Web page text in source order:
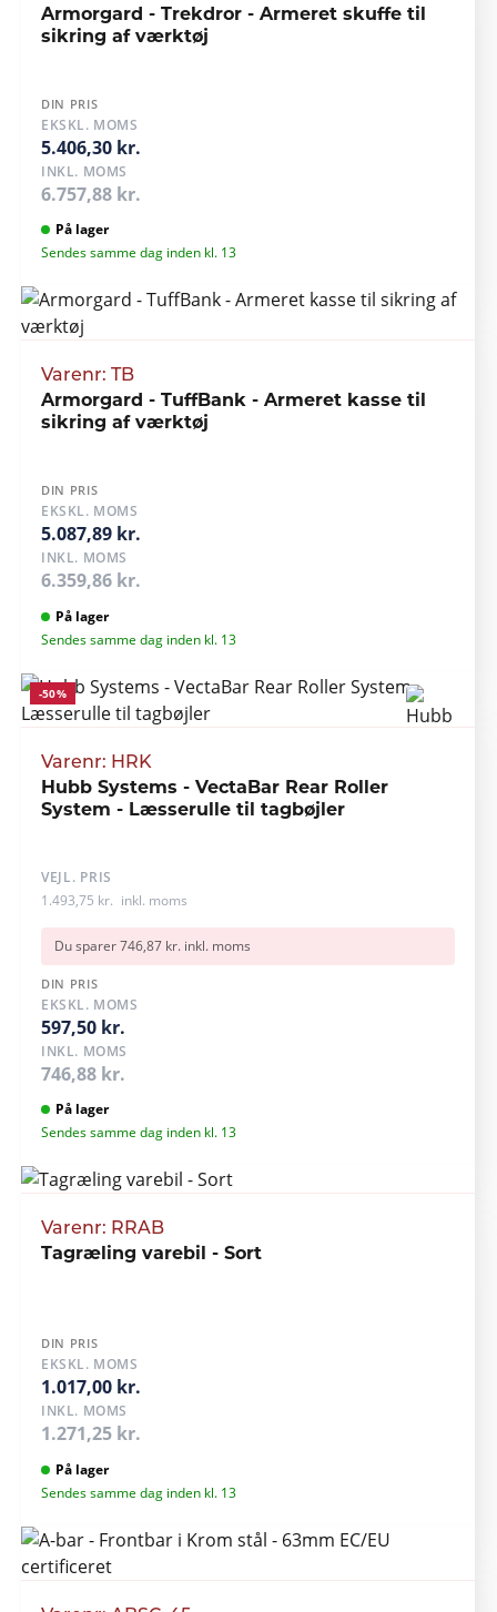
Armorgard - Trekdror - Armeret skuffe til
sikring af værktøj
DIN PRIS
EKSKL. MOMS
5.406,30 kr.
INKL. MOMS
6.757,88 kr.
På lager
Sendes samme dag inden kl. 13
Varenr: TB
Armorgard - TuffBank - Armeret kasse til
sikring af værktøj
DIN PRIS
EKSKL. MOMS
5.087,89 kr.
INKL. MOMS
6.359,86 kr.
På lager
Sendes samme dag inden kl. 13
-50%
Varenr: HRK
Hubb Systems - VectaBar Rear Roller
System - Læsserulle til tagbøjler
VEJL. PRIS
1.493,75 kr. inkl. moms
Du sparer 746,87 kr. inkl. moms
DIN PRIS
EKSKL. MOMS
597,50 kr.
INKL. MOMS
746,88 kr.
På lager
Sendes samme dag inden kl. 13
Varenr: RRAB
Tagræling varebil - Sort
DIN PRIS
EKSKL. MOMS
1.017,00 kr.
INKL. MOMS
1.271,25 kr.
På lager
Sendes samme dag inden kl. 13